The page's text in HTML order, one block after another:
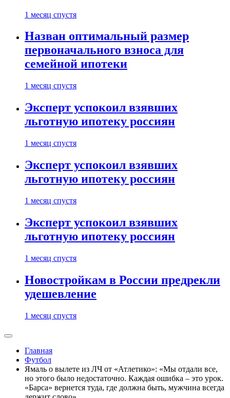
1 месяц спустя
Назван оптимальный размер
первоначального взноса для
семейной ипотеки
1 месяц спустя
Эксперт успокоил взявших
льготную ипотеку россиян
1 месяц спустя
Эксперт успокоил взявших
льготную ипотеку россиян
1 месяц спустя
Эксперт успокоил взявших
льготную ипотеку россиян
1 месяц спустя
Новостройкам в России предрекли
удешевление
1 месяц спустя
Главная
Футбол
Ямаль о вылете из ЛЧ от «Атлетико»: «Мы отдали все,
но этого было недостаточно. Каждая ошибка – это урок.
«Барса» вернется туда, где должна быть, мужчина всегда